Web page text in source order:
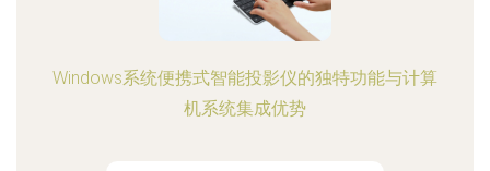
Windows系统便携式智能投影仪的独特功能与计算
机系统集成优势